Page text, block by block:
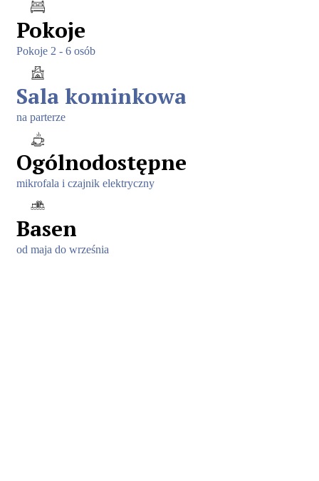
Pokoje
Pokoje 2 - 6 osób
Sala kominkowa
na parterze
Ogólnodostępne
mikrofala i czajnik elektryczny
Basen
od maja do września